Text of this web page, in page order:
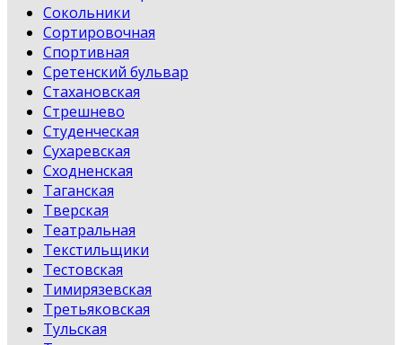
Сокольники
Сортировочная
Спортивная
Сретенский бульвар
Стахановская
Стрешнево
Студенческая
Сухаревская
Сходненская
Таганская
Тверская
Театральная
Текстильщики
Тестовская
Тимирязевская
Третьяковская
Тульская